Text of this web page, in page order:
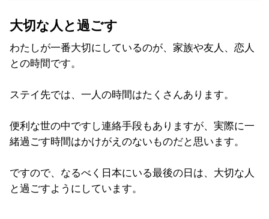
大切な人と過ごす
わたしが一番大切にしているのが、家族や友人、 恋人
との時間です。
ステイ先では、 一人の時間はたくさんあります。
便利な世の中ですし連絡手段もありますが、 実際に一
緒過ごす時間はかけがえのないものだと思います。
ですので、なるべく日本にいる最後の日は、 大切な人
と過ごすようにしています。